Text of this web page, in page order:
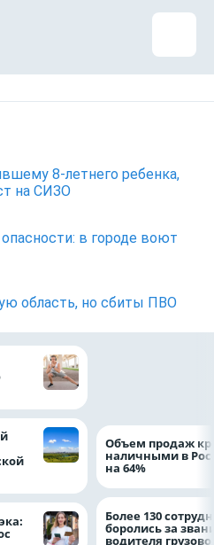
8-летнего ребенка,
на СИЗО
в городе воют
область, но сбиты ПВО
Объем продаж
наличными в
на 64%
Более 130
боролись за
водителя